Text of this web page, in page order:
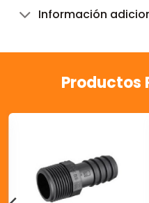
Información
Productos